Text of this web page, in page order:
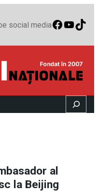
social media
Search
al
la Beijing